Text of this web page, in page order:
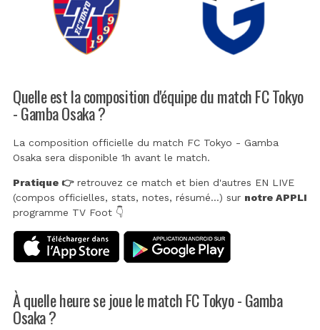
Quelle est la composition d'équipe du match FC Tokyo
- Gamba Osaka ?
La composition officielle du match FC Tokyo - Gamba
Osaka sera disponible 1h avant le match.
Pratique 👉retrouvez ce match et bien d'autres EN LIVE
(compos officielles, stats, notes, résumé...) sur notre APPLI
programme TV Foot 👇
À quelle heure se joue le match FC Tokyo - Gamba
Osaka ?